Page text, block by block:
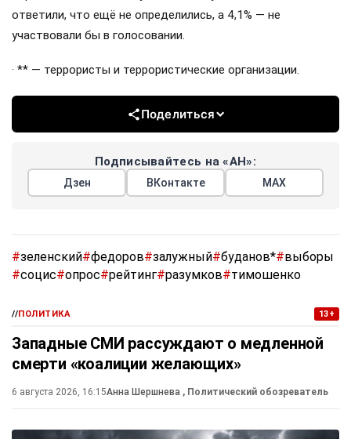
ответили, что ещё не определились, а 4,1% — не
участвовали бы в голосовании.
· ** — террористы и террористические организации.
Поделиться
Подписывайтесь на «АН»:
Дзен ВКонтакте МАХ
#зеленский#федоров#залужный#буданов*#выборы
#социс#опрос#рейтинг#разумков#тимошенко
//ПОЛИТИКА 13+
Западные СМИ рассуждают о медленной
смерти «коалиции желающих»
6 августа 2026, 16:15Анна Шершнева , Политический обозреватель